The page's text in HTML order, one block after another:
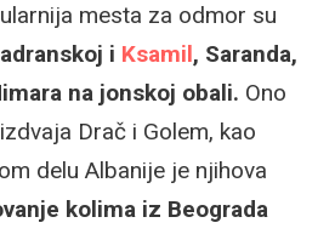
mesta za odmor su
i Ksamil, Saranda,
na jonskoj obali. Ono
Drač i Golem, kao
delu Albanije je njihova
kolima iz Beograda